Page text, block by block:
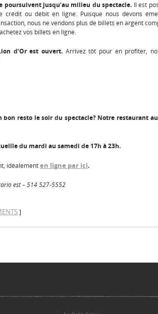
poursuivent jusqu’au milieu du spectacle. Il est
crédit ou débit en ligne. Puisque nous devons
nous ne vendons plus de billets en argent
vos billets en ligne.
d’Or est ouvert. Arrivez tôt pour en profiter,
resto le soir du spectacle? Notre restaurant
du mardi au samedi de 17h à 23h.
idéalementen ligne par ici.
est – 514 527-5552
]